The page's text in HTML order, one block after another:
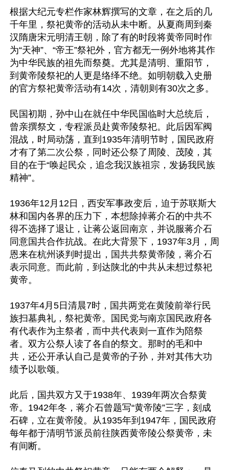
根据大纪元专栏作家林辉撰写的文章，在之后的几
千年里，祭祀黄帝的活动从未中断。从夏商周到秦
汉隋唐宋元明清王朝，除了有的时段将黄帝同时作
为“天神”、“帝王”祭祀外，官方都无一例外地将其作
为中华民族的祖先而祭奠。尤其是清明、重阳节，
到黄帝陵祭祀的人更是络绎不绝。如明朝载入史册
的官方祭祀黄帝活动有14次，清朝则有30次之多。
民国初期，孙中山在就任中华民国临时大总统后，
曾亲撰祭文，专程派员赴黄帝陵祭祀。此后因军阀
混战，时局动荡，直到1935年清明节时，国民政府
才有了第二次公祭，同时还公祭了周陵、茂陵，其
目的在于“唤起民众，追念我汉族祖宗，发扬我民族
精神”。
1936年12月12日，西安军事政变后，迫于苏联斯大
林和国内各界的压力下，本想除掉蒋介石的中共不
得不选择了退让，让蒋公返回南京，并说服蒋介石
同意国共合作抗战。在此大背景下，1937年3月，周
恩来在杭州谈判时提出，国共共祭黄帝陵，蒋介石
表示同意。而此前，到达陕北的中共从未想过祭祀
黄帝。
1937年4月5日清晨7时，国共两党在黄陵前举行民
族扫墓典礼，祭祀黄帝。国民党与南京国民政府各
有代表作为主祭者，而中共代表则一直作为陪祭
者。双方公祭人读了各自的祭文。那时的毛和中
共，还公开承认自己是黄帝的子孙，并对其伟大功
绩予以歌颂。
此后，国共双方又于1938年、1939年两次合祭黄
帝。1942年冬，蒋介石曾题写“黄帝陵”三字，刻成
石碑，立在黄帝陵。从1935年到1947年，国民政府
每年都于清明节派员前往陕西黄帝陵公祭黄帝，未
有间断。